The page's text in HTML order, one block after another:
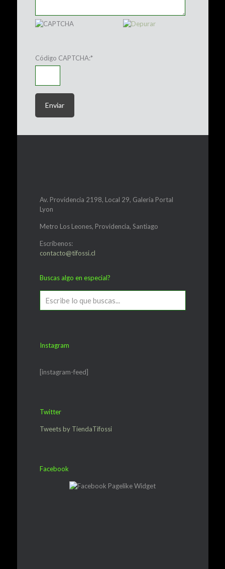
Código CAPTCHA:*
Av. Providencia 2198, Local 29, Galería Portal
Lyon
Metro Los Leones, Providencia, Santiago
Escríbenos:
contacto@tifossi.cl
Buscas algo en especial?
Instagram
[instagram-feed]
Twitter
Tweets by TiendaTifossi
Facebook